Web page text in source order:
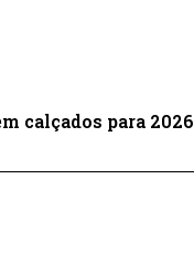
calçados para 2026